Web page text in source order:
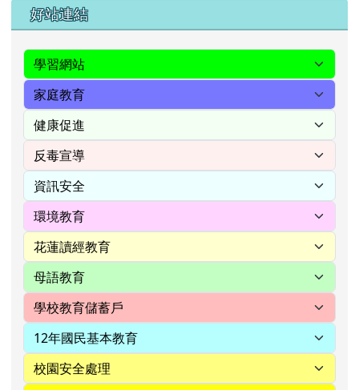
右邊區域內容
好站連結